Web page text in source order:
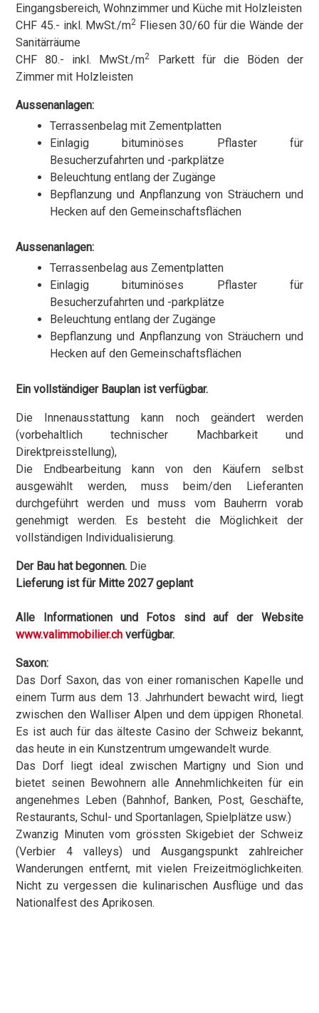
Eingangsbereich, Wohnzimmer und Küche mit Holzleisten
CHF 45.- inkl. MwSt./m2 Fliesen 30/60 für die Wände der
Sanitärräume
CHF 80.- inkl. MwSt./m2
Parkett für die Böden der
Zimmer mit Holzleisten
Aussenanlagen:
Terrassenbelag mit Zementplatten
Einlagig bituminöses Pflaster für
Besucherzufahrten und -parkplätze
Beleuchtung entlang der Zugänge
Bepflanzung und Anpflanzung von Sträuchern und
Hecken auf den Gemeinschaftsflächen
Aussenanlagen:
Terrassenbelag aus Zementplatten
Einlagig bituminöses Pflaster für
Besucherzufahrten und -parkplätze
Beleuchtung entlang der Zugänge
Bepflanzung und Anpflanzung von Sträuchern und
Hecken auf den Gemeinschaftsflächen
Ein vollständiger Bauplan ist verfügbar.
Die Innenausstattung kann noch geändert werden
(vorbehaltlich technischer Machbarkeit und
Direktpreisstellung),
Die Endbearbeitung kann von den Käufern selbst
ausgewählt werden, muss beim/den Lieferanten
durchgeführt werden und muss vom Bauherrn vorab
genehmigt werden. Es besteht die Möglichkeit der
vollständigen Individualisierung.
Der Bau hat begonnen. Die
Lieferung ist für Mitte 2027 geplant
Alle Informationen und Fotos sind auf der Website
www.valimmobilier.ch verfügbar.
Saxon:
Das Dorf Saxon, das von einer romanischen Kapelle und
einem Turm aus dem 13. Jahrhundert bewacht wird, liegt
zwischen den Walliser Alpen und dem üppigen Rhonetal.
Es ist auch für das älteste Casino der Schweiz bekannt,
das heute in ein Kunstzentrum umgewandelt wurde.
Das Dorf liegt ideal zwischen Martigny und Sion und
bietet seinen Bewohnern alle Annehmlichkeiten für ein
angenehmes Leben (Bahnhof, Banken, Post, Geschäfte,
Restaurants, Schul- und Sportanlagen, Spielplätze usw.)
Zwanzig Minuten vom grössten Skigebiet der Schweiz
(Verbier 4 valleys) und Ausgangspunkt zahlreicher
Wanderungen entfernt, mit vielen Freizeitmöglichkeiten.
Nicht zu vergessen die kulinarischen Ausflüge und das
Nationalfest des Aprikosen.